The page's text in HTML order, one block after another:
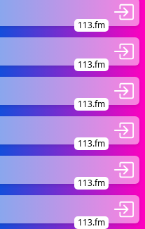
113.fm
113.fm
113.fm
113.fm
113.fm
113.fm